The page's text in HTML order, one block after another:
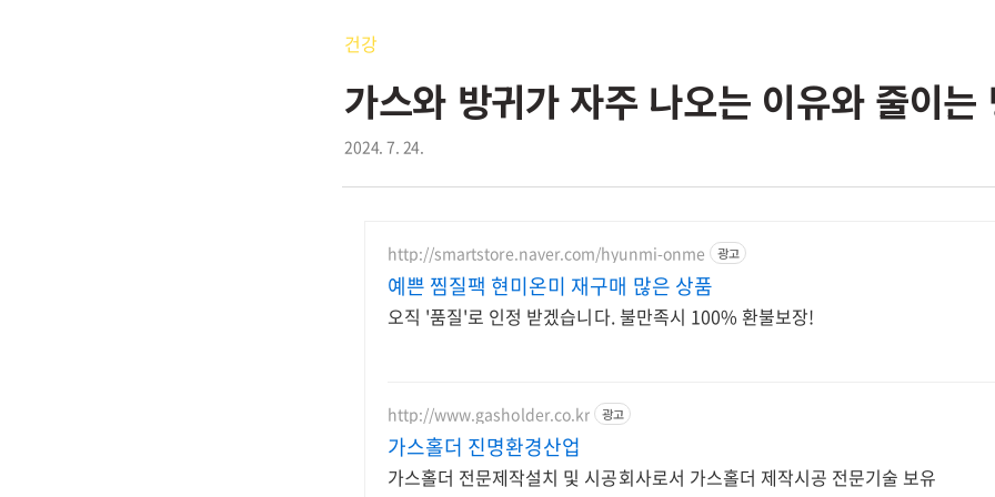
건강
가스와 방귀가 자주 나오는 이유와 줄이는
2024. 7. 24.
http://smartstore.naver.com/hyunmi-onme 광고
예쁜 찜질팩 현미온미 재구매 많은 상품
오직 '품질'로 인정 받겠습니다. 불만족시 100% 환불보장!
http://www.gasholder.co.kr 광고
가스홀더 진명환경산업
가스홀더 전문제작설치 및 시공회사로서 가스홀더 제작시공 전문기술 보유